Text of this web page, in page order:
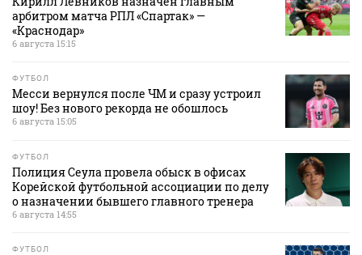
арбитром матча РПЛ «Спартак» —
«Краснодар»
6 августа 15:15
ФУТБОЛ
Месси вернулся после ЧМ и сразу устроил
шоу! Без нового рекорда не обошлось
6 августа 15:05
ФУТБОЛ
Полиция Сеула провела обыск в офисах
Корейской футбольной ассоциации по делу
о назначении бывшего главного тренера
6 августа 14:55
ФУТБОЛ